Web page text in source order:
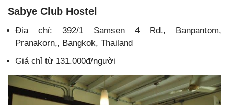
Sabye Club Hostel
Địa chỉ: 392/1 Samsen 4 Rd., Banpantom,
Pranakorn,, Bangkok, Thailand
Giá chỉ từ 131.000đ/người